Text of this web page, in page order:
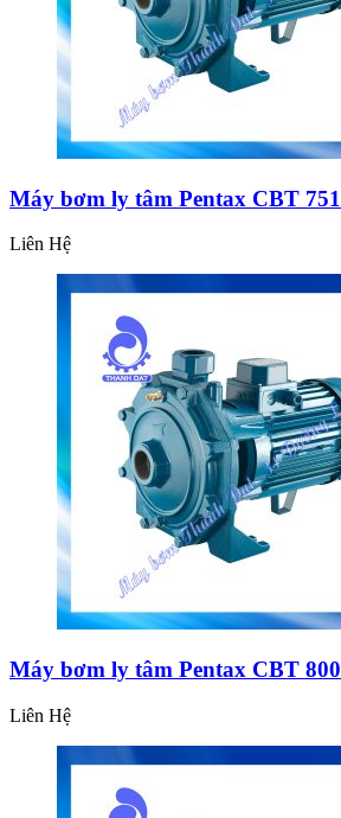
Máy bơm ly tâm Pentax CBT 751
Liên Hệ
Máy bơm ly tâm Pentax CBT 800
Liên Hệ